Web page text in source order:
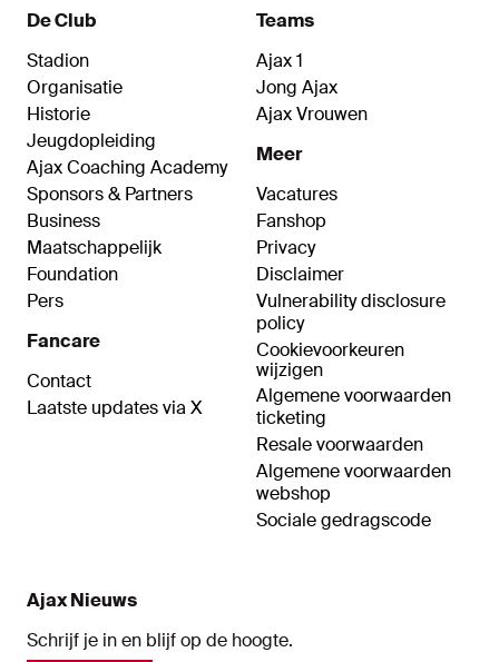
De Club
Stadion
Organisatie
Historie
Jeugdopleiding
Ajax Coaching Academy
Sponsors & Partners
Business
Maatschappelijk
Foundation
Pers
Fancare
Contact
Laatste updates via X
Teams
Ajax 1
Jong Ajax
Ajax Vrouwen
Meer
Vacatures
Fanshop
Privacy
Disclaimer
Vulnerability disclosure
policy
Cookievoorkeuren
wijzigen
Algemene voorwaarden
ticketing
Resale voorwaarden
Algemene voorwaarden
webshop
Sociale gedragscode
Ajax Nieuws
Schrijf je in en blijf op de hoogte.